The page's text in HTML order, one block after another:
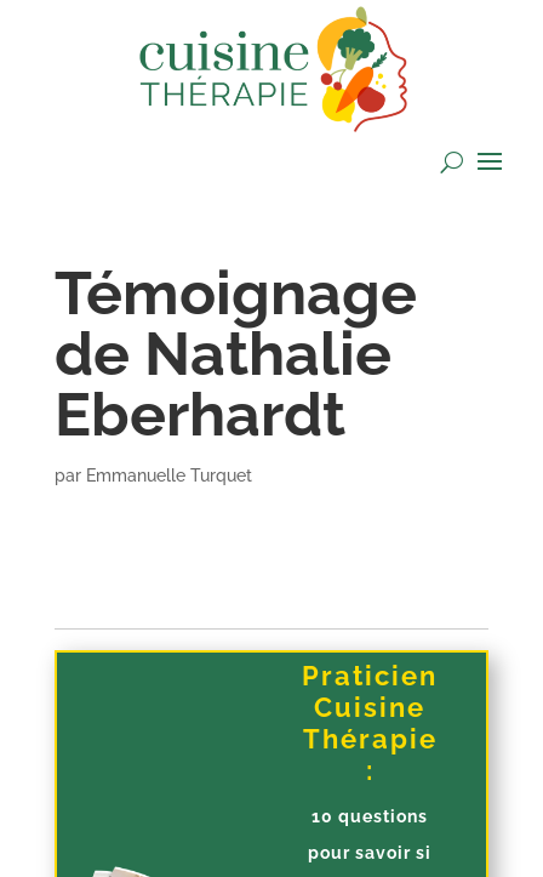
Témoignage
de Nathalie
Eberhardt
par Emmanuelle Turquet
Praticien
Cuisine
Thérapie
:
10 questions
pour savoir si